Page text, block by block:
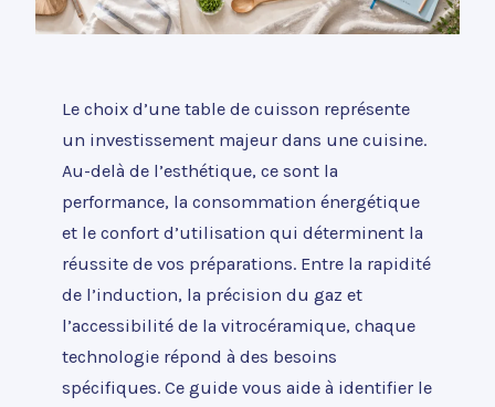
Le choix d’une table de cuisson représente
un investissement majeur dans une cuisine.
Au-delà de l’esthétique, ce sont la
performance, la consommation énergétique
et le confort d’utilisation qui déterminent la
réussite de vos préparations. Entre la rapidité
de l’induction, la précision du gaz et
l’accessibilité de la vitrocéramique, chaque
technologie répond à des besoins
spécifiques. Ce guide vous aide à identifier le